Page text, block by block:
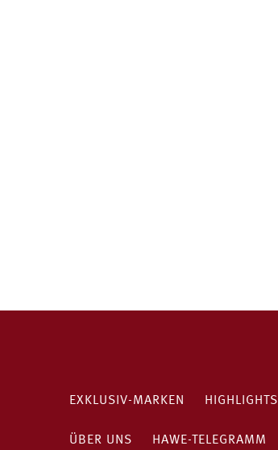
EXKLUSIV-MARKEN HIGHLIGHTS
ÜBER UNS HAWE-TELEGRAMM